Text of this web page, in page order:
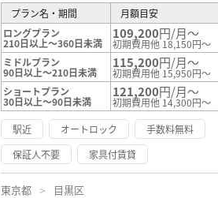
プラン名・期間
月額目安
ロングプラン
210日以上～360日未満
109,200円/月～
初期費用他 18,150円～
ミドルプラン
90日以上～210日未満
115,200円/月～
初期費用他 15,950円～
ショートプラン
30日以上～90日未満
121,200円/月～
初期費用他 14,300円～
駅近
オートロック
手数料無料
保証人不要
家具付賃貸
東京都 目黒区